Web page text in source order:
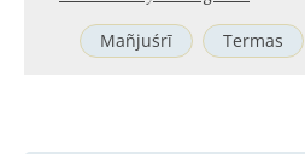
Mañjuśrī Termas